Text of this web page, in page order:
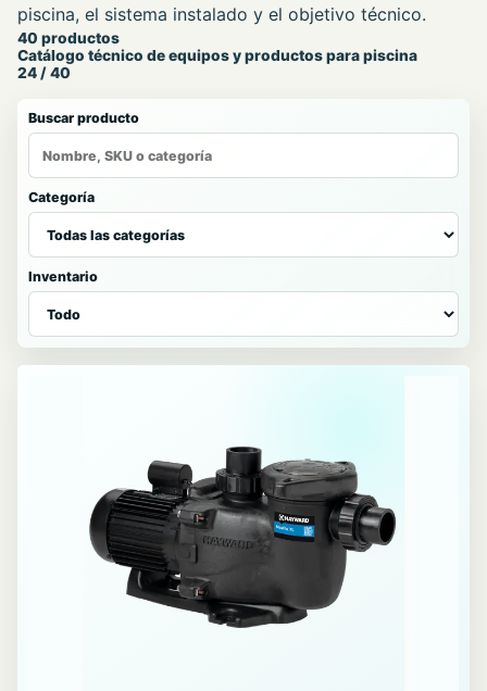
piscina, el sistema instalado y el objetivo técnico.
Catálogo
de
productos
para
piscina
40 productos
Catálogo técnico de equipos y productos para piscina
24 / 40
Buscar producto
Categoría
Inventario